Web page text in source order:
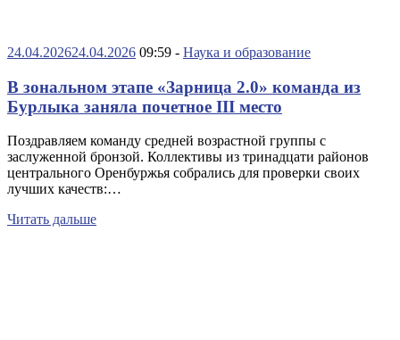
24.04.202624.04.2026 09:59 - Наука и образование
В зональном этапе «Зарница 2.0» команда из
Бурлыка заняла почетное III место
Поздравляем команду средней возрастной группы с
заслуженной бронзой. Коллективы из тринадцати районов
центрального Оренбуржья собрались для проверки своих
лучших качеств:…
Читать дальше